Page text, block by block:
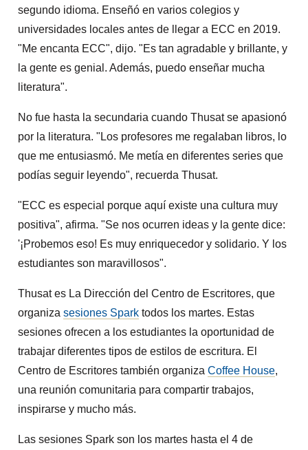
segundo idioma. Enseñó en varios colegios y
universidades locales antes de llegar a ECC en 2019.
"Me encanta ECC", dijo. "Es tan agradable y brillante, y
la gente es genial. Además, puedo enseñar mucha
literatura".
No fue hasta la secundaria cuando Thusat se apasionó
por la literatura. "Los profesores me regalaban libros, lo
que me entusiasmó. Me metía en diferentes series que
podías seguir leyendo", recuerda Thusat.
"ECC es especial porque aquí existe una cultura muy
positiva", afirma. "Se nos ocurren ideas y la gente dice:
'¡Probemos eso! Es muy enriquecedor y solidario. Y los
estudiantes son maravillosos".
Thusat es La Dirección del Centro de Escritores, que
organizasesiones Spark todos los martes. Estas
sesiones ofrecen a los estudiantes la oportunidad de
trabajar diferentes tipos de estilos de escritura. El
Centro de Escritores también organizaCoffee House,
una reunión comunitaria para compartir trabajos,
inspirarse y mucho más.
Las sesiones Spark son los martes hasta el 4 de